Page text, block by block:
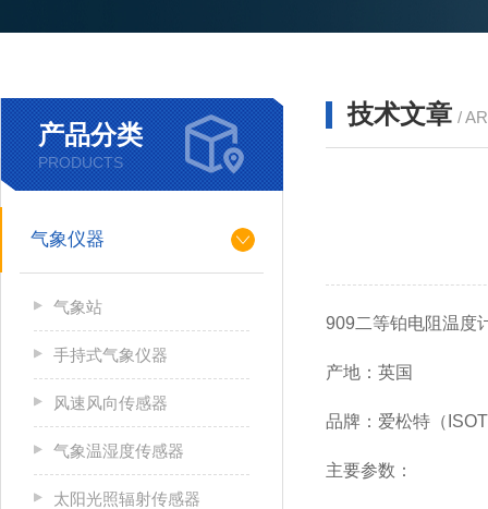
技术文章 /
909二等铂电阻温度
产地：英国
品牌：爱松特（
主要参数：
产品分类
PRODUCTS
气象仪器
气象站
手持式气象仪器
风速风向传感器
气象温湿度传感器
太阳光照辐射传感器